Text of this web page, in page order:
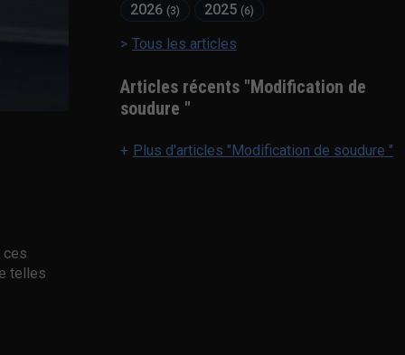
2026 (3) 2025(6)
Tous les articles
Articles récents "Modification de
soudure "
Plus d'articles "Modification de soudure "
ces
telles